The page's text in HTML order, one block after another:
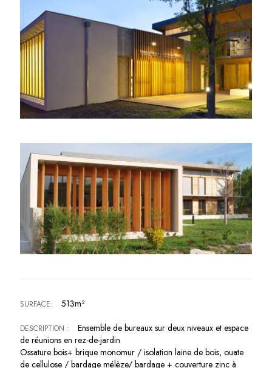
SURFACE: 513m²
DESCRIPTION :
Ensemble de bureaux sur deux niveaux et espace
de réunions en rez-de-jardin
Ossature bois+ brique monomur / isolation laine de bois, ouate
de cellulose / bardage mélèze/ bardage + couverture zinc à